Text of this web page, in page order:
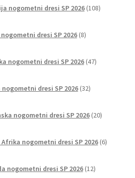
nogometni dresi SP 2026 108izdelkov
dresi SP 2026 8izdelkov
nogometni dresi SP 2026 47izdelkov
dresi SP 2026 32izdelkov
nogometni dresi SP 2026 20izdelkov
nogometni dresi SP 2026 6izdelkov
nogometni dresi SP 2026 12izdelkov